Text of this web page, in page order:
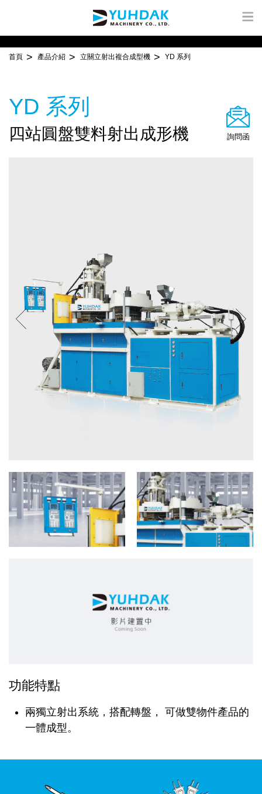
首頁 產品介紹 立關立射出複合成型機 YD 系列
YD 系列
四站圓盤雙料射出成形機 詢問函
功能特點
兩獨立射出系統，搭配轉盤， 可做雙物件產品的
一體成型。